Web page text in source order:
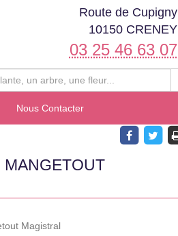
Route de Cupigny
10150 CRENEY
03 25 46 63 07
Nous Contacter
Magistral